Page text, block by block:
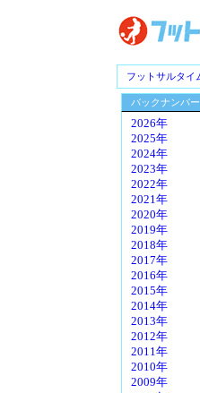
フットサルタイ
バックナンバー
2026年
2025年
2024年
2023年
2022年
2021年
2020年
2019年
2018年
2017年
2016年
2015年
2014年
2013年
2012年
2011年
2010年
2009年